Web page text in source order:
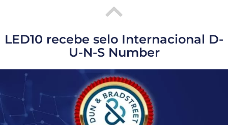
LED10 recebe selo Internacional D-
U-N-S Number